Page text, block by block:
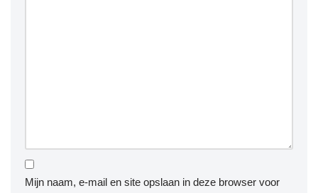
Mijn naam, e-mail en site opslaan in deze browser voor